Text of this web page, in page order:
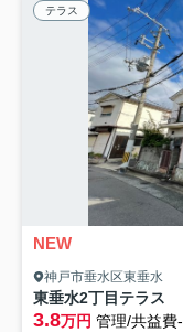
テラス
NEW
神戸市垂水区東垂水
東垂水2丁目テラス
3.8万円 管理/共益費-